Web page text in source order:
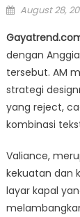
Posted
August 28,
dengan
tersebut. AM
strategi
yang reject,
kombinasi
Valiance,
kekuatan dan
layar kapal